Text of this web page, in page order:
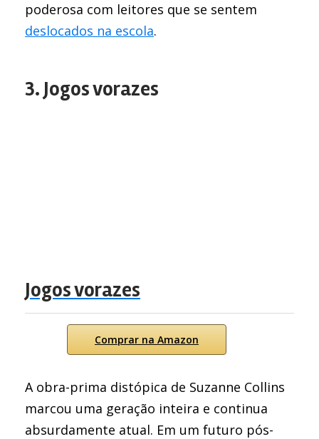
poderosa com leitores que se sentem
deslocados na escola.
3. Jogos vorazes
Jogos vorazes
Comprar na Amazon
A obra-prima distópica de Suzanne Collins
marcou uma geração inteira e continua
absurdamente atual. Em um futuro pós-